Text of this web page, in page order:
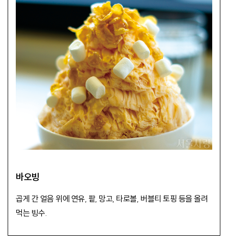
바오빙
곱게 간 얼음 위에 연유, 팥, 망고, 타로볼, 버블티 토핑 등을 올려
먹는 빙수.